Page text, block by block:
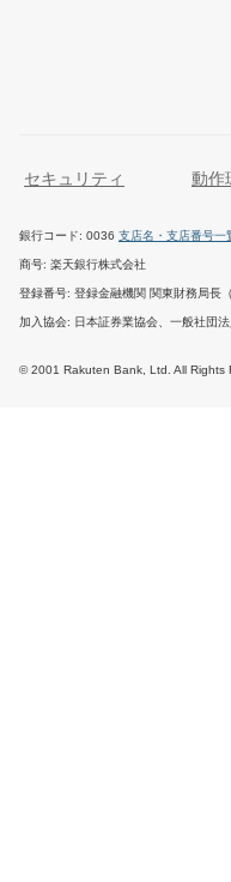
セキュリティ 動作
銀行コード 0036 支店名・支店番号一
商号 楽天銀行株式会社
登録番号 登録金融機関 関東財務局長
加入協会 日本証券業協会、一般社団
© 2001 Rakuten Bank, Ltd. All Rights